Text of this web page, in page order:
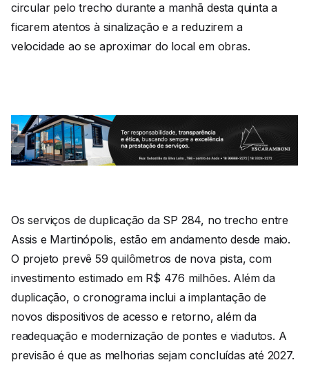
circular pelo trecho durante a manhã desta quinta a
ficarem atentos à sinalização e a reduzirem a
velocidade ao se aproximar do local em obras.
Os serviços de duplicação da SP 284, no trecho entre
Assis e Martinópolis, estão em andamento desde maio.
O projeto prevê 59 quilômetros de nova pista, com
investimento estimado em R$ 476 milhões. Além da
duplicação, o cronograma inclui a implantação de
novos dispositivos de acesso e retorno, além da
readequação e modernização de pontes e viadutos. A
previsão é que as melhorias sejam concluídas até 2027.